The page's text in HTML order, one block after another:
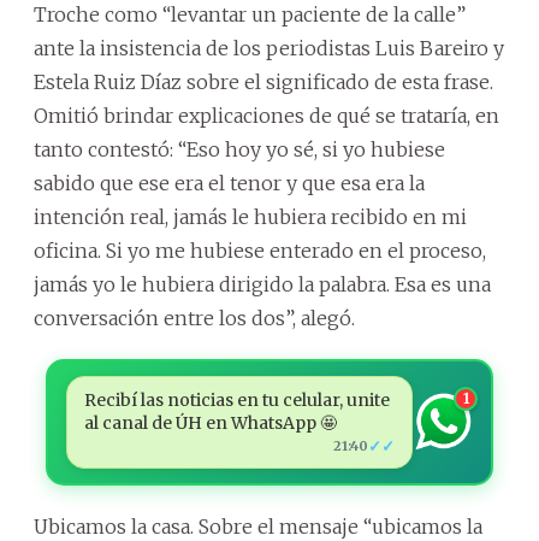
Troche como “levantar un paciente de la calle”
ante la insistencia de los periodistas Luis Bareiro y
Estela Ruiz Díaz sobre el significado de esta frase.
Omitió brindar explicaciones de qué se trataría, en
tanto contestó: “Eso hoy yo sé, si yo hubiese
sabido que ese era el tenor y que esa era la
intención real, jamás le hubiera recibido en mi
oficina. Si yo me hubiese enterado en el proceso,
jamás yo le hubiera dirigido la palabra. Esa es una
conversación entre los dos”, alegó.
Recibí las noticias en tu celular, unite
al canal de ÚH en WhatsApp 🤩
21:40 ✓✓
1
Ubicamos la casa. Sobre el mensaje “ubicamos la